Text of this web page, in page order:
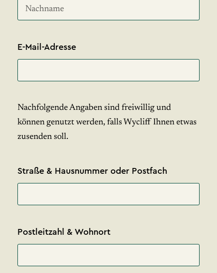
E-Mail-Adresse
Nachfolgende Angaben sind freiwillig und
können genutzt werden, falls Wycliff Ihnen etwas
zusenden soll.
Straße & Hausnummer oder Postfach
Postleitzahl & Wohnort